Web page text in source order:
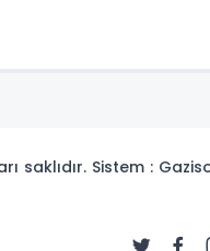
saklıdır. Sistem :